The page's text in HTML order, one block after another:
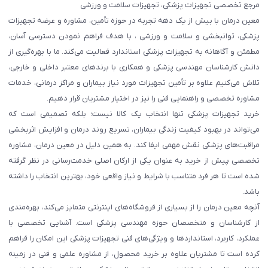
مرجع تخصصی تجهیزات پزشکی، تجهیزات سلامت و ورزشی
معین درمان با بیش از یک دهه تجربه در حوزه تأمین، مشاوره و عرضه تجهیزات
پزشکی، توانبخشی و سلامت و ورزشی ، با هدف فراهم نمودن دسترسی آسان،
مطمئن و آگاهانه به تجهیزات پزشکی استاندارد فعالیت می‌کند. ما با بهره‌گیری از
دانش کارشناسان مهندسی پزشکی و همکاری با برندهای معتبر داخلی و خارجی،
تلاش می‌کنیم علاوه بر تأمین تجهیزات مورد نیاز بیماران و مراکز درمانی، خدمات
مشاوره تخصصی و راهنمایی فنی را نیز در اختیار مشتریان قرار دهیم.
خرید تجهیزات پزشکی تنها انتخاب یک کالا نیست؛ بلکه تصمیمی است که
می‌تواند در بهبود کیفیت زندگی بیماران، تسریع روند درمان و افزایش اثربخشی
مراقبت‌های پزشکی نقش مهمی ایفا کند. به همین دلیل در معین درمان، مشاوره
تخصصی پیش از خرید به عنوان یکی از ارکان اصلی خدمت‌رسانی در نظر گرفته
شده است تا هر فرد متناسب با شرایط و نیاز واقعی خود، بهترین انتخاب را داشته
باشد.
آنچه معین درمان را از بسیاری از فروشگاه‌های اینترنتی متمایز می‌کند، بهره‌مندی
از کارشناسان و متخصصان حوزه مهندسی پزشکی است. آشنایی تخصصی با
عملکرد، کاربرد، استانداردها و ویژگی‌های فنی تجهیزات پزشکی این امکان را فراهم
کرده است تا مشتریان علاوه بر خرید محصول، از مشاوره علمی و فنی در زمینه